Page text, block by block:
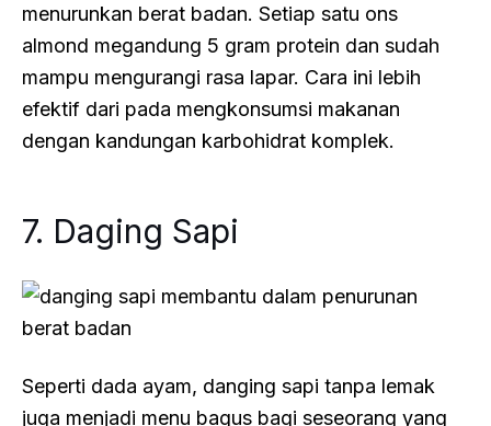
menurunkan berat badan. Setiap satu ons
almond megandung 5 gram protein dan sudah
mampu mengurangi rasa lapar. Cara ini lebih
efektif dari pada mengkonsumsi makanan
dengan kandungan karbohidrat komplek.
7. Daging Sapi
Seperti dada ayam, danging sapi tanpa lemak
juga menjadi menu bagus bagi seseorang yang